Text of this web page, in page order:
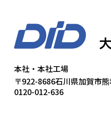
本社・本社工場
〒922-8686石川県加賀市
0120-012-636